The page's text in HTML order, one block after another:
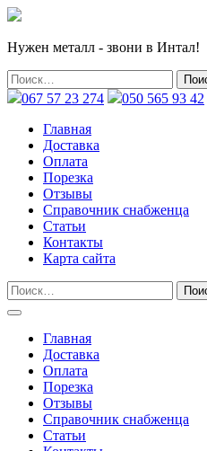
Нужен металл - звони в Интал!
067 57 23 274 050 565 93 42
Главная
Доставка
Оплата
Порезка
Отзывы
Справочник снабженца
Статьи
Контакты
Карта сайта
Главная
Доставка
Оплата
Порезка
Отзывы
Справочник снабженца
Статьи